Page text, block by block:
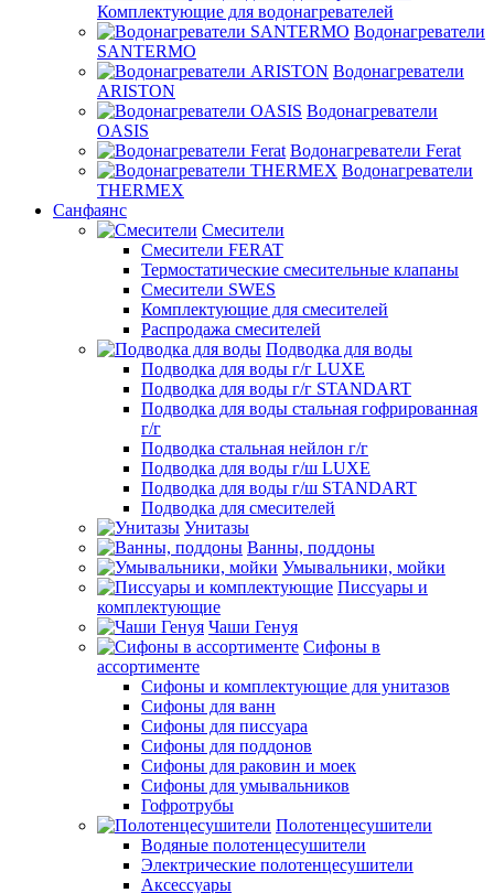
Комплектующие для водонагревателей
Водонагреватели
SANTERMO
Водонагреватели
ARISTON
Водонагреватели
OASIS
Водонагреватели Ferat
Водонагреватели
THERMEX
Санфаянс
Смесители
Смесители FERAT
Термостатические смесительные клапаны
Смесители SWES
Комплектующие для смесителей
Распродажа смесителей
Подводка для воды
Подводка для воды г/г LUXE
Подводка для воды г/г STANDART
Подводка для воды стальная гофрированная
г/г
Подводка стальная нейлон г/г
Подводка для воды г/ш LUXE
Подводка для воды г/ш STANDART
Подводка для смесителей
Унитазы
Ванны, поддоны
Умывальники, мойки
Писсуары и
комплектующие
Чаши Генуя
Сифоны в
ассортименте
Сифоны и комплектующие для унитазов
Сифоны для ванн
Сифоны для писсуара
Сифоны для поддонов
Сифоны для раковин и моек
Сифоны для умывальников
Гофротрубы
Полотенцесушители
Водяные полотенцесушители
Электрические полотенцесушители
Аксессуары